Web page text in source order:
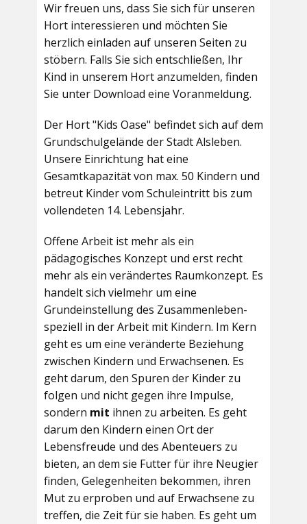
Wir freuen uns, dass Sie sich für unseren
Hort interessieren und möchten Sie
herzlich einladen auf unseren Seiten zu
stöbern. Falls Sie sich entschließen, Ihr
Kind in unserem Hort anzumelden, finden
Sie unter Download eine Voranmeldung.
Der Hort "Kids Oase" befindet sich auf dem
Grundschulgelände der Stadt Alsleben.
Unsere Einrichtung hat eine
Gesamtkapazität von max. 50 Kindern und
betreut Kinder vom Schuleintritt bis zum
vollendeten 14. Lebensjahr.
Offene Arbeit ist mehr als ein
pädagogisches Konzept und erst recht
mehr als ein verändertes Raumkonzept. Es
handelt sich vielmehr um eine
Grundeinstellung des Zusammenleben-
speziell in der Arbeit mit Kindern. Im Kern
geht es um eine veränderte Beziehung
zwischen Kindern und Erwachsenen. Es
geht darum, den Spuren der Kinder zu
folgen und nicht gegen ihre Impulse,
sondern mit ihnen zu arbeiten. Es geht
darum den Kindern einen Ort der
Lebensfreude und des Abenteuers zu
bieten, an dem sie Futter für ihre Neugier
finden, Gelegenheiten bekommen, ihren
Mut zu erproben und auf Erwachsene zu
treffen, die Zeit für sie haben. Es geht um